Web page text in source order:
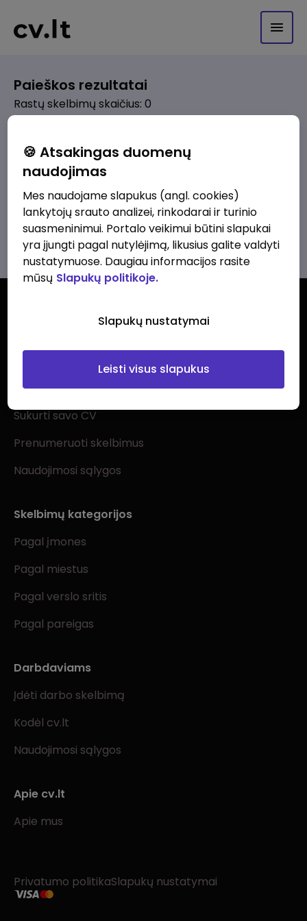
Paieškos rezultatai
Rastų skelbimų skaičius: 0
Pagal pasirinktus kriterijus skelbimų
nerasta. Pakoreguokite paiešką ir
bandykite dar kartą.
Žiūrėti visus skelbimus
Ieškantiems darbo
Visi darbo skelbimai
Sukurti savo CV
Prenumeruoti skelbimus
Naudojimosi sąlygos
Skelbimų kategorijos
Pagal įmones
Pagal miestus
Pagal verslo sritis
Pagal pareigas
Darbdaviams
Įdėti darbo skelbimą
Kodėl cv.lt
Naudojimosi sąlygos
Apie cv.lt
Apie mus
Privatumo politikaSlapukų nustatymai
🍪 Atsakingas duomenų
naudojimas
Mes naudojame slapukus (angl. cookies)
lankytojų srauto analizei, rinkodarai ir turinio
suasmeninimui. Portalo veikimui būtini slapukai
yra įjungti pagal nutylėjimą, likusius galite valdyti
nustatymuose. Daugiau informacijos rasite
mūsų Slapukų politikoje.
Slapukų nustatymai
Leisti visus slapukus